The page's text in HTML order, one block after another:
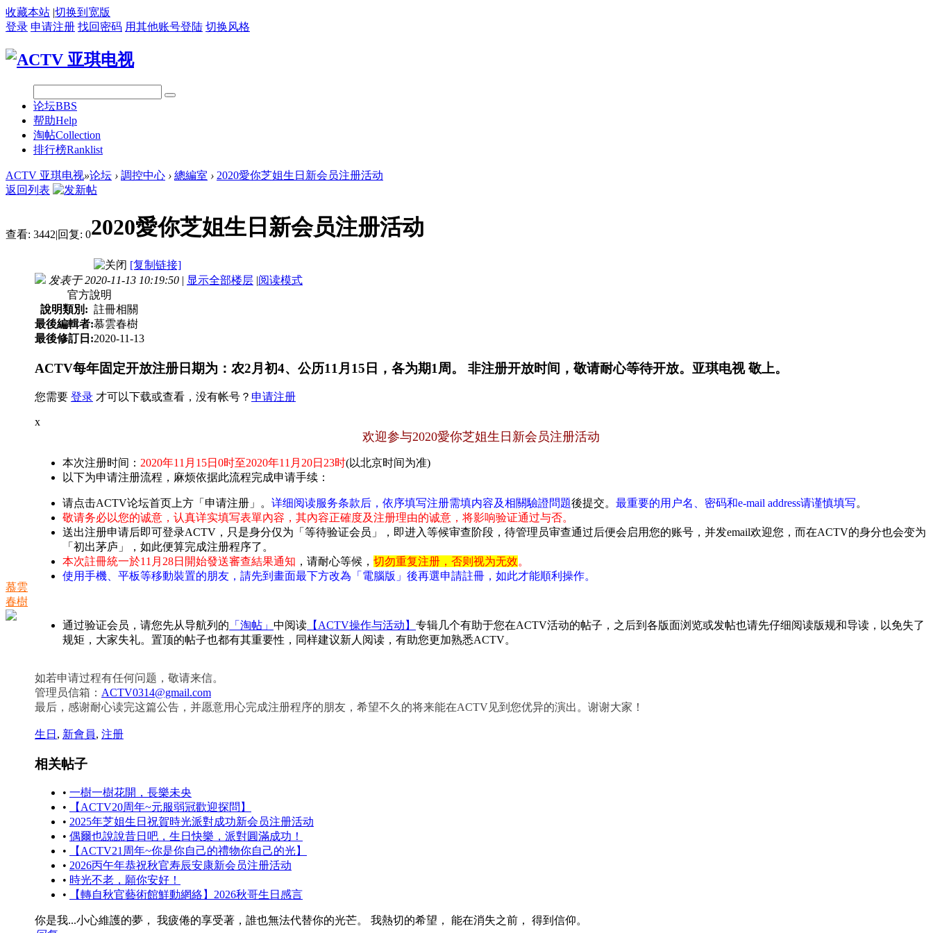
收藏本站 |切换到宽版
登录 申请注册 找回密码 用其他账号登陆 切换风格
论坛BBS
帮助Help
淘帖Collection
排行榜Ranklist
ACTV 亚琪电视»论坛 › 調控中心 › 總編室 › 2020愛你芝姐生日新会员注册活动
返回列表
查看: 3442|回复: 02020愛你芝姐生日新会员注册活动
[复制链接]
慕雲
春樹
发表于 2020-11-13 10:19:50 | 显示全部楼层 |阅读模式
官方說明
說明類別: 註冊相關
最後編輯者:慕雲春樹
最後修訂日:2020-11-13
ACTV每年固定开放注册日期为：农2月初4、公历11月15日，各为期1周。 非注册开放时间，敬请耐心等待开放。亚琪电视 敬上。
您需要 登录 才可以下载或查看，没有帐号？ 申请注册
x
欢迎参与2020愛你芝姐生日新会员注册活动
本次注册时间： 2020年11月15日0时至2020年11月20日23时(以北京时间为准)
以下为申请注册流程，麻烦依据此流程完成申请手续：
请点击ACTV论坛首页上方「申请注册」。 详细阅读服务条款后，依序填写注册需填内容及相關驗證問題後提交。 最重要的用户名、密码和e-mail address请谨慎填写。
敬请务必以您的诚意，认真详实填写表單內容，其內容正確度及注册理由的诚意，将影响验证通过与否。
送出注册申请后即可登录ACTV，只是身分仅为「等待验证会员」，即进入等候审查阶段，待管理员审查通过后便会启用您的账号，并发email欢迎您，而在ACTV的身分也会变为
「初出茅庐」，如此便算完成注册程序了。
本次註冊統一於11月28日開始發送審查結果通知 ，请耐心等候， 切勿重复注册，否则视为无效。
使用手機、平板等移動裝置的朋友，請先到畫面最下方改為「電腦版」後再選申請註冊，如此才能順利操作。
通过验证会员，请您先从导航列的 「淘帖」 中阅读 【ACTV操作与活动】 专辑几个有助于您在ACTV活动的帖子，之后到各版面浏览或发帖也请先仔细阅读版规和导读，以免失了
规矩，大家失礼。置顶的帖子也都有其重要性，同样建议新人阅读，有助您更加熟悉ACTV。
如若申请过程有任何问题，敬请来信。
管理员信箱： ACTV0314@gmail.com
最后，感谢耐心读完这篇公告，并愿意用心完成注册程序的朋友，希望不久的将来能在ACTV见到您优异的演出。谢谢大家！
生日 , 新會員, 注册
相关帖子
• 一樹一樹花開，長樂未央
•
【ACTV20周年~元服弱冠歡迎探問】
• 2025年芝姐生日祝賀時光派對成功新会员注册活动
• 偶爾也說說昔日吧，生日快樂，派對圓滿成功！
•
【ACTV21周年~你是你自己的禮物你自己的光】
• 2026丙午年恭祝秋官寿辰安康新会员注册活动
• 時光不老，願你安好！
•
【轉自秋官藝術館鮮動網絡】2026秋哥生日感言
你是我...小心維護的夢， 我疲倦的享受著，誰也無法代替你的光芒。 我熱切的希望， 能在消失之前， 得到信仰。